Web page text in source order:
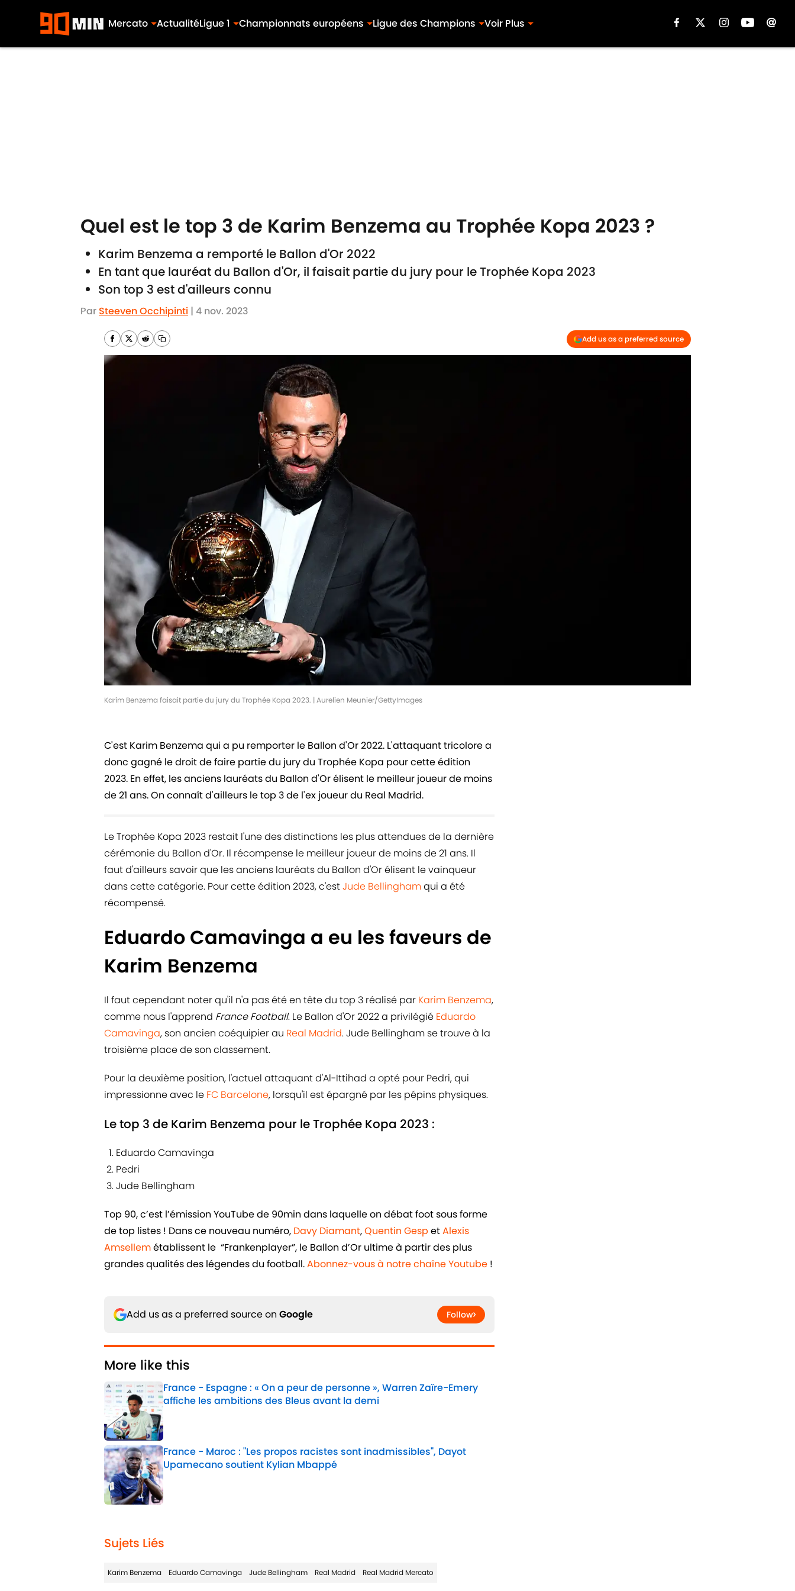
Mercato ActualitéLigue 1 Championnats européens Ligue des Champions Voir Plus
Quel est le top 3 de Karim Benzema au Trophée Kopa 2023 ?
Karim Benzema a remporté le Ballon d'Or 2022
En tant que lauréat du Ballon d'Or, il faisait partie du jury pour le Trophée Kopa 2023
Son top 3 est d'ailleurs connu
Par Steeven Occhipinti | 4 nov. 2023
Add us as a preferred source
Karim Benzema faisait partie du jury du Trophée Kopa 2023. | Aurelien Meunier/GettyImages
C'est Karim Benzema qui a pu remporter le Ballon d'Or 2022. L'attaquant tricolore a
donc gagné le droit de faire partie du jury du Trophée Kopa pour cette édition
2023. En effet, les anciens lauréats du Ballon d'Or élisent le meilleur joueur de moins
de 21 ans. On connaît d'ailleurs le top 3 de l'ex joueur du Real Madrid.
Le Trophée Kopa 2023 restait l'une des distinctions les plus attendues de la dernière
cérémonie du Ballon d'Or. Il récompense le meilleur joueur de moins de 21 ans. Il
faut d'ailleurs savoir que les anciens lauréats du Ballon d'Or élisent le vainqueur
dans cette catégorie. Pour cette édition 2023, c'estJude Bellinghamqui a été
récompensé.
Eduardo Camavinga a eu les faveurs de
Karim Benzema
Il faut cependant noter qu'il n'a pas été en tête du top 3 réalisé par Karim Benzema,
comme nous l'apprend France Football. Le Ballon d'Or 2022 a privilégié Eduardo
Camavinga, son ancien coéquipier au Real Madrid. Jude Bellingham se trouve à la
troisième place de son classement.
Pour la deuxième position, l'actuel attaquant d'Al-Ittihad a opté pour Pedri, qui
impressionne avec le FC Barcelone, lorsqu'il est épargné par les pépins physiques.
Le top 3 de Karim Benzema pour le Trophée Kopa 2023 :
Eduardo Camavinga
Pedri
Jude Bellingham
Top 90, c’est l’émission YouTube de 90min dans laquelle on débat foot sous forme
de top listes ! Dans ce nouveau numéro, Davy Diamant,Quentin Gesp etAlexis
Amsellemétablissent le “Frankenplayer”, le Ballon d’Or ultime à partir des plus
grandes qualités des légendes du football.Abonnez-vous à notre chaîne Youtube !
Add us as a preferred source on Google Follow
More like this
France - Espagne : « On a peur de personne », Warren Zaïre-Emery
affiche les ambitions des Bleus avant la demi
France - Maroc : "Les propos racistes sont inadmissibles", Dayot
Upamecano soutient Kylian Mbappé
Published by on Invalid Date
Sujets Liés
Karim Benzema Eduardo Camavinga Jude Bellingham Real Madrid Real Madrid Mercato